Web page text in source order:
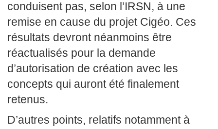
conduisent pas, selon l’IRSN, à une
remise en cause du projet Cigéo. Ces
résultats devront néanmoins être
réactualisés pour la demande
d’autorisation de création avec les
concepts qui auront été finalement
retenus.
D’autres points, relatifs notamment à